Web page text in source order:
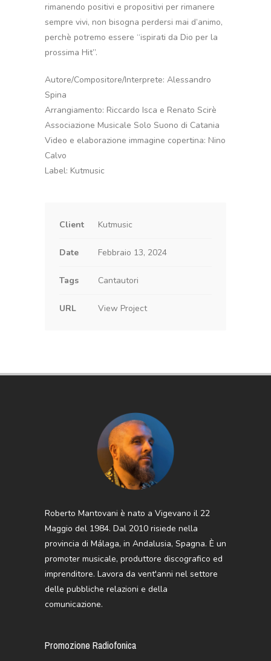
rimanendo positivi e propositivi per rimanere
sempre vivi, non bisogna perdersi mai d’animo,
perchè potremo essere “ispirati da Dio per la
prossima Hit”.
Autore/Compositore/Interprete: Alessandro
Spina
Arrangiamento: Riccardo Isca e Renato Scirè
Associazione Musicale Solo Suono di Catania
Video e elaborazione immagine copertina: Nino
Calvo
Label: Kutmusic
Client Kutmusic
Date Febbraio 13, 2024
Tags Cantautori
URL View Project
Roberto Mantovani è nato a Vigevano il 22
Maggio del 1984. Dal 2010 risiede nella
provincia di Málaga, in Andalusia, Spagna. È un
promoter musicale, produttore discografico ed
imprenditore. Lavora da vent'anni nel settore
delle pubbliche relazioni e della
comunicazione.
Promozione Radiofonica